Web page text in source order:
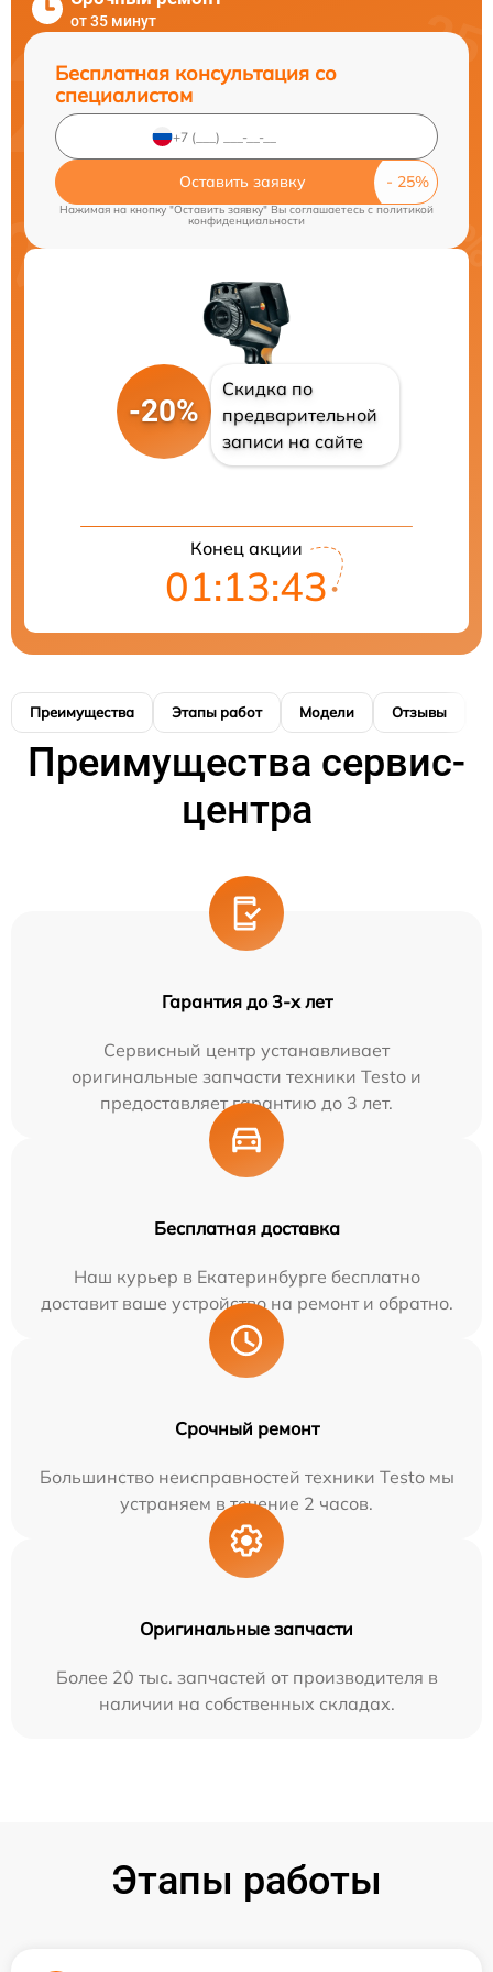
от 35 минут
Бесплатная консультация со
специалистом
Оставить заявку
Нажимая на кнопку "Оставить заявку" Вы соглашаетесь cполитикой
конфиденциальности
-20%
Скидка по
предварительной
записи на сайте
Конец акции
01:13:42
Преимущества Этапы работ Модели Отзывы
Преимущества сервис-
центра
Гарантия до 3-х лет
Сервисный центр устанавливает
оригинальные запчасти техники Testo и
предоставляет гарантию до 3 лет.
Бесплатная доставка
Наш курьер в Екатеринбурге бесплатно
доставит ваше устройство на ремонт и обратно.
Срочный ремонт
Большинство неисправностей техники Testo мы
устраняем в течение 2 часов.
Оригинальные запчасти
Более 20 тыс. запчастей от производителя в
наличии на собственных складах.
Этапы работы